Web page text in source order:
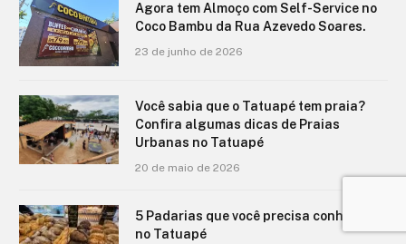
Agora tem Almoço com Self-Service no
Coco Bambu da Rua Azevedo Soares.
23 de junho de 2026
Você sabia que o Tatuapé tem praia?
Confira algumas dicas de Praias
Urbanas no Tatuapé
20 de maio de 2026
5 Padarias que você precisa conhecer
no Tatuapé